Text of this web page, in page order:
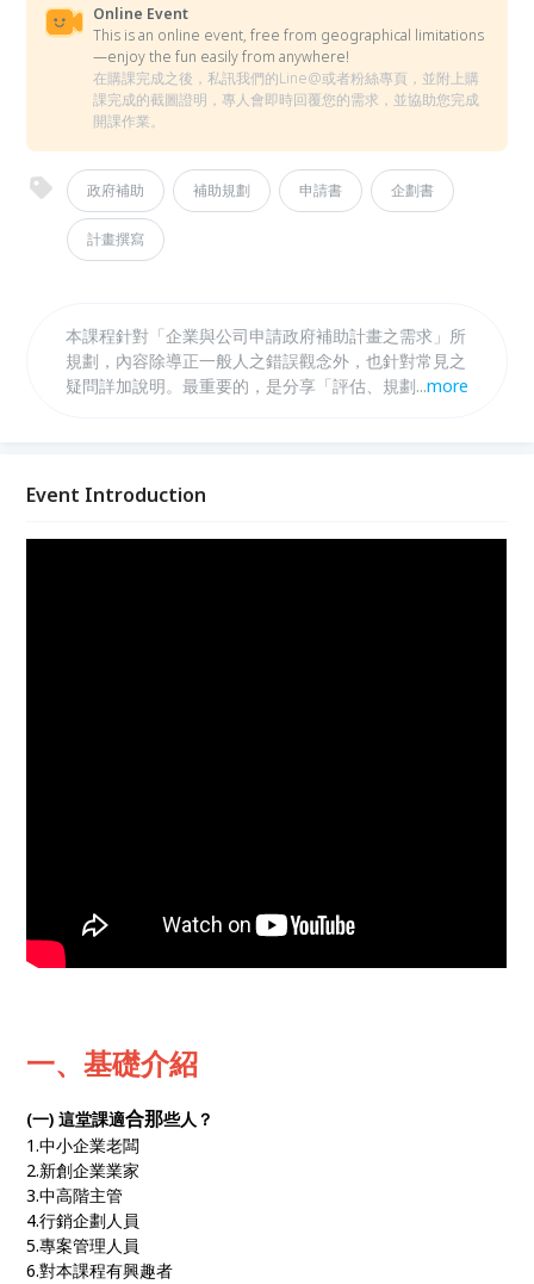
Online Event
This is an online event, free from geographical limitations
—enjoy the fun easily from anywhere!
在購課完成之後，私訊我們的Line@或者粉絲專頁，並附上購
課完成的截圖證明，專人會即時回覆您的需求，並協助您完成
開課作業。
政府補助 補助規劃 申請書 企劃書
計畫撰寫
本課程針對「企業與公司申請政府補助計畫之需求」所
規劃，內容除導正一般人之錯誤觀念外，也針對常見之
疑問詳加說明。最重要的，是分享「評估、規劃與撰寫
...more
Event Introduction
一、基礎介紹
(一) 這堂課適合那些人？
1.中小企業老闆
2.新創企業業家
3.中高階主管
4.行銷企劃人員
5.專案管理人員
6.對本課程有興趣者